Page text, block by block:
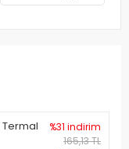
Termal
%31 indirim
165,13 TL